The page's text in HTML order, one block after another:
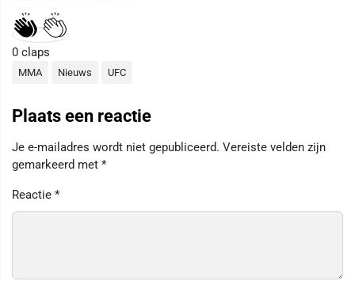
0 claps
MMA Nieuws UFC
Plaats een reactie
Je e-mailadres wordt niet gepubliceerd. Vereiste velden zijn
gemarkeerd met *
Reactie *